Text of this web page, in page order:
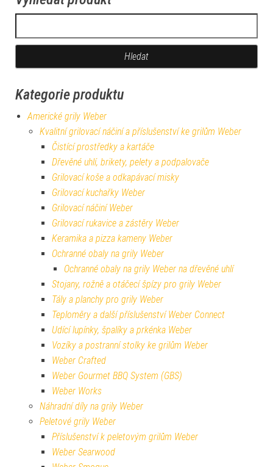
Kategorie produktu
Americké grily Weber
Kvalitní grilovací náčiní a příslušenství ke grilům Weber
Čistící prostředky a kartáče
Dřevěné uhlí, brikety, pelety a podpalovače
Grilovací koše a odkapávací misky
Grilovací kuchařky Weber
Grilovací náčiní Weber
Grilovací rukavice a zástěry Weber
Keramika a pizza kameny Weber
Ochranné obaly na grily Weber
Ochranné obaly na grily Weber na dřevěné uhlí
Stojany, rožně a otáčecí špízy pro grily Weber
Tály a planchy pro grily Weber
Teploměry a další příslušenství Weber Connect
Udící lupínky, špalíky a prkénka Weber
Vozíky a postranní stolky ke grilům Weber
Weber Crafted
Weber Gourmet BBQ System (GBS)
Weber Works
Náhradní díly na grily Weber
Peletové grily Weber
Příslušenství k peletovým grilům Weber
Weber Searwood